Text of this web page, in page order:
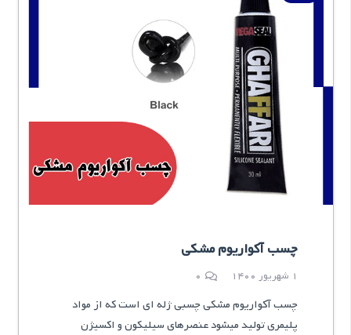
چسب آکواریوم مشکی
1 شهریور 1400 0
چسب آکواریوم مشکی چسبی ژله ای است که از مواد
پلیمری تولید میشود عنصرهای سیلیکون و اکسیژن